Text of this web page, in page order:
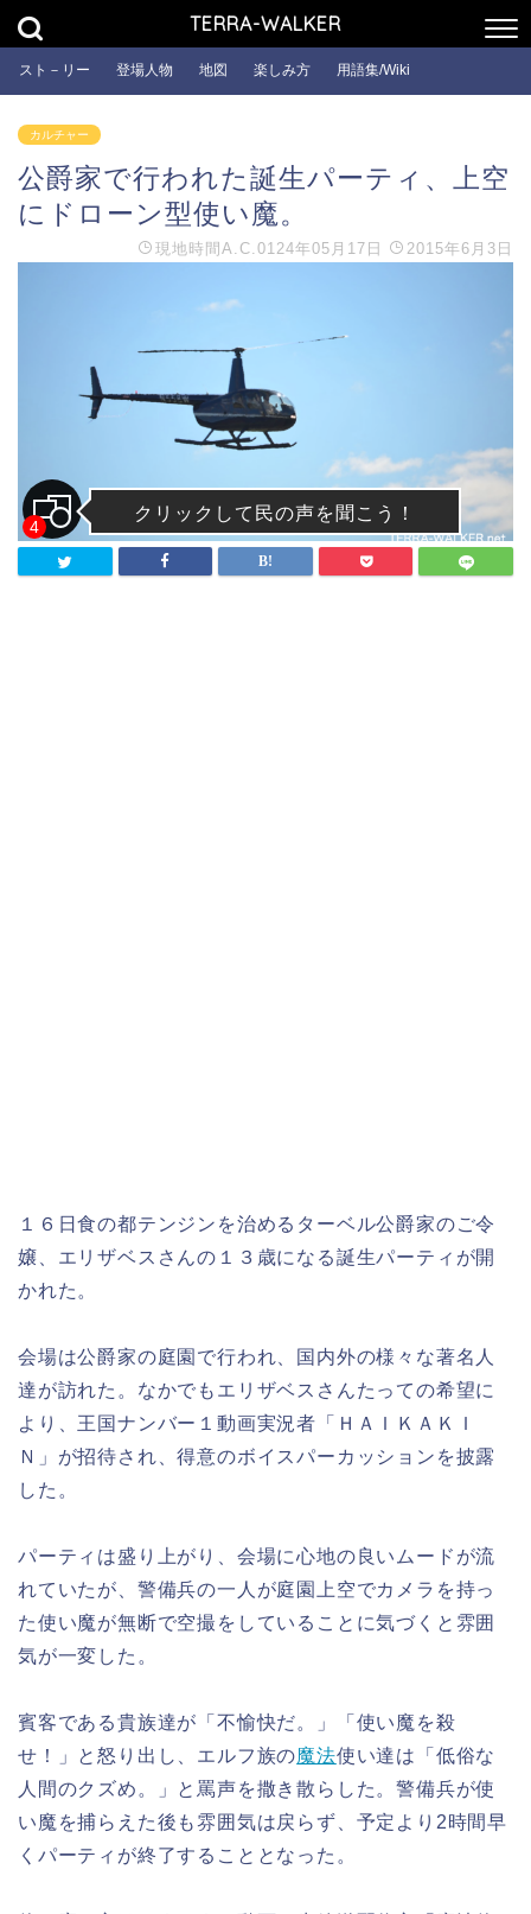
TERRA-WALKER
スト－リー 登場人物 地図 楽しみ方 用語集/Wiki
カルチャー
公爵家で行われた誕生パーティ、上空
にドローン型使い魔。
現地時間 A.C.0124年05月17日 2015年6月3日
4
クリックして民の声を聞こう！
１６日食の都テンジンを治めるターベル公爵家のご令
嬢、エリザベスさんの１３歳になる誕生パーティが開
かれた。
会場は公爵家の庭園で行われ、国内外の様々な著名人
達が訪れた。なかでもエリザベスさんたっての希望に
より、王国ナンバー１動画実況者「ＨＡＩＫＡＫＩ
Ｎ」が招待され、得意のボイスパーカッションを披露
した。
パーティは盛り上がり、会場に心地の良いムードが流
れていたが、警備兵の一人が庭園上空でカメラを持っ
た使い魔が無断で空撮をしていることに気づくと雰囲
気が一変した。
賓客である貴族達が「不愉快だ。」「使い魔を殺
せ！」と怒り出し、エルフ族の魔法使い達は「低俗な
人間のクズめ。」と罵声を撒き散らした。警備兵が使
い魔を捕らえた後も雰囲気は戻らず、予定より2時間早
くパーティが終了することとなった。